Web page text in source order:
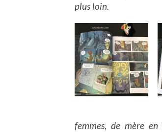
plus loin.
femmes, de mère